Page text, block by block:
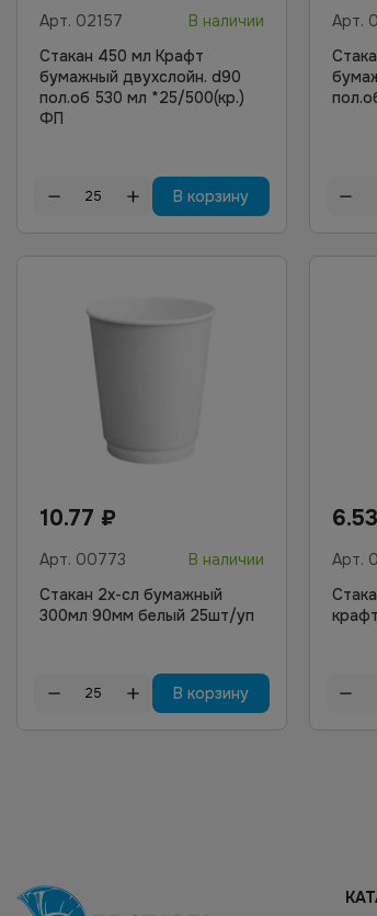
Арт. 02157
В наличии
Стакан 450 мл Крафт
бумажный двухслойн. d90
пол.об 530 мл *25/500(кр.)
ФП
В корзину
Арт.
10.77 ₽
Арт. 00773
В наличии
Стакан 2х-сл бумажный
300мл 90мм белый 25шт/уп
В корзину
6.53
Арт.